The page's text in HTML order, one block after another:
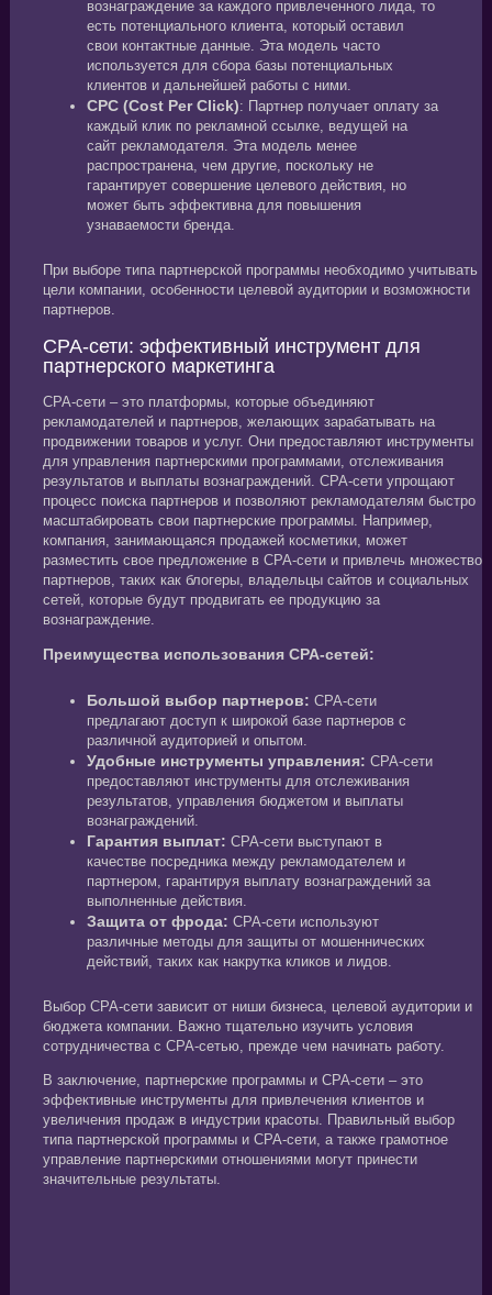
вознаграждение за каждого привлеченного лида, то
есть потенциального клиента, который оставил
свои контактные данные. Эта модель часто
используется для сбора базы потенциальных
клиентов и дальнейшей работы с ними.
CPC (Cost Per Click): Партнер получает оплату за
каждый клик по рекламной ссылке, ведущей на
сайт рекламодателя. Эта модель менее
распространена, чем другие, поскольку не
гарантирует совершение целевого действия, но
может быть эффективна для повышения
узнаваемости бренда.
При выборе типа партнерской программы необходимо учитывать
цели компании, особенности целевой аудитории и возможности
партнеров.
CPA-сети: эффективный инструмент для
партнерского маркетинга
CPA-сети – это платформы, которые объединяют
рекламодателей и партнеров, желающих зарабатывать на
продвижении товаров и услуг. Они предоставляют инструменты
для управления партнерскими программами, отслеживания
результатов и выплаты вознаграждений. CPA-сети упрощают
процесс поиска партнеров и позволяют рекламодателям быстро
масштабировать свои партнерские программы. Например,
компания, занимающаяся продажей косметики, может
разместить свое предложение в CPA-сети и привлечь множество
партнеров, таких как блогеры, владельцы сайтов и социальных
сетей, которые будут продвигать ее продукцию за
вознаграждение.
Преимущества использования CPA-сетей:
Большой выбор партнеров: CPA-сети
предлагают доступ к широкой базе партнеров с
различной аудиторией и опытом.
Удобные инструменты управления: CPA-сети
предоставляют инструменты для отслеживания
результатов, управления бюджетом и выплаты
вознаграждений.
Гарантия выплат: CPA-сети выступают в
качестве посредника между рекламодателем и
партнером, гарантируя выплату вознаграждений за
выполненные действия.
Защита от фрода: CPA-сети используют
различные методы для защиты от мошеннических
действий, таких как накрутка кликов и лидов.
Выбор CPA-сети зависит от ниши бизнеса, целевой аудитории и
бюджета компании. Важно тщательно изучить условия
сотрудничества с CPA-сетью, прежде чем начинать работу.
В заключение, партнерские программы и CPA-сети – это
эффективные инструменты для привлечения клиентов и
увеличения продаж в индустрии красоты. Правильный выбор
типа партнерской программы и CPA-сети, а также грамотное
управление партнерскими отношениями могут принести
значительные результаты.